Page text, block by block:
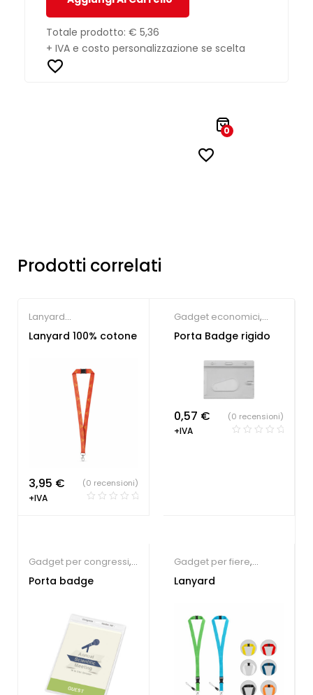
Totale prodotto: € 5,36
+ IVA e costo personalizzazione se scelta
0
Prodotti correlati
Lanyard
personalizzabili
Lanyard 100% cotone
3,95 €
+IVA
(0 recensioni)
Gadget economici,
Gadget per congressi
Palestre & Fitness,
personalizzabili
Porta Badge rigido
0,57 €
+IVA
(0 recensioni)
Gadget per congressi,
Gadget per fiere
Porta badge
Gadget per fiere,
Lanyard
Lanyard